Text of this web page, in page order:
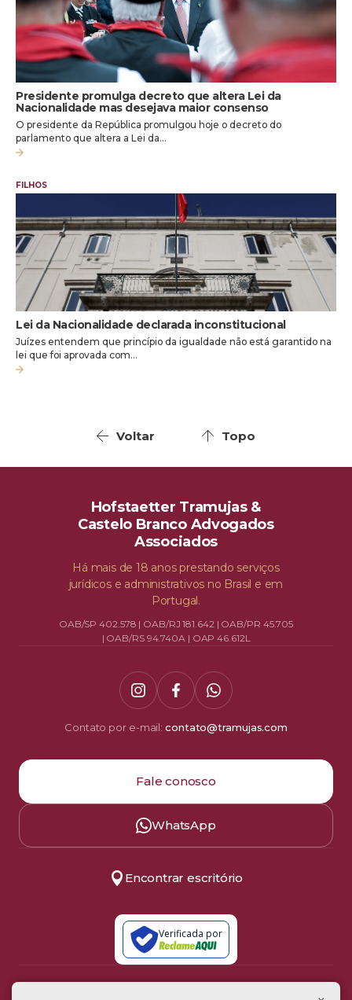
Presidente promulga decreto que altera Lei da
Nacionalidade mas desejava maior consenso
O presidente da República promulgou hoje o decreto do
parlamento que altera a Lei da…
FILHOS
Lei da Nacionalidade declarada inconstitucional
Juízes entendem que princípio da igualdade não está garantido na
lei que foi aprovada com…
Voltar Topo
Hofstaetter Tramujas &
Castelo Branco Advogados
Associados
Há mais de 18 anos prestando serviços
jurídicos e administrativos no Brasil e em
Portugal.
OAB/SP 402.578 | OAB/RJ 181.642 | OAB/PR 45.705
| OAB/RS 94.740A | OAP 46.612L
Contato por e-mail: contato@tramujas.com
Fale conosco
WhatsApp
Encontrar escritório
Verificada por